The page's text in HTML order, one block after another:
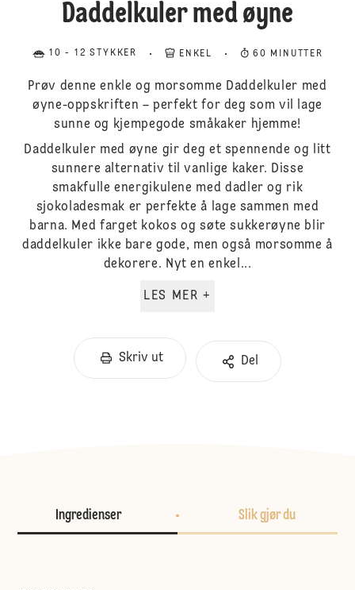
Daddelkuler med øyne
10 - 12 STYKKER ENKEL 60 MINUTTER
Prøv denne enkle og morsomme Daddelkuler med
øyne-oppskriften – perfekt for deg som vil lage
sunne og kjempegode småkaker hjemme!
Daddelkuler med øyne gir deg et spennende og litt
sunnere alternativ til vanlige kaker. Disse
smakfulle energikulene med dadler og rik
sjokoladesmak er perfekte å lage sammen med
barna. Med farget kokos og søte sukkerøyne blir
daddelkuler ikke bare gode, men også morsomme å
dekorere. Nyt en enkel...
LES MER +
Skriv ut Del
Ingredienser Slik gjør du